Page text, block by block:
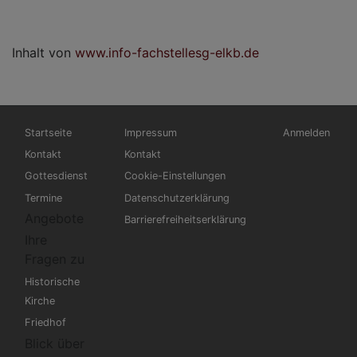
Inhalt von www.info-fachstellesg-elkb.de
Hauptnavigation
Startseite
Kontakt
Gottesdienst
Termine
Historische
Kirche
Friedhof
Fußbereichsmenü
Impressum
Kontakt
Cookie-Einstellungen
Datenschutzerklärung
Barrierefreiheitserklärung
Anmelden